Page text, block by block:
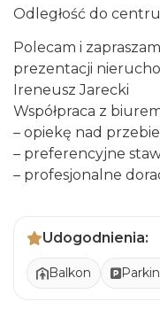
Odległość do
Polecam i
prezentacji
Ireneusz Jarecki
Współpraca z
– opiekę nad
– preferencyjne
– profesjonalne
Udogodnienia:
Balkon